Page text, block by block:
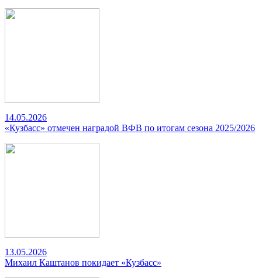
14.05.2026
«Кузбасс» отмечен наградой ВФВ по итогам сезона 2025/2026
13.05.2026
Михаил Каштанов покидает «Кузбасс»